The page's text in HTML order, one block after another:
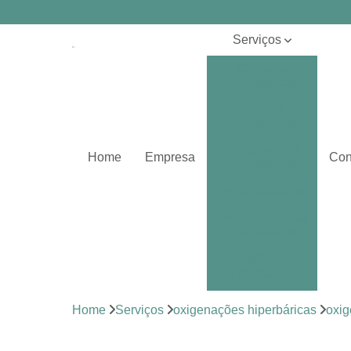
Home Empresa
Serviços
oxigenoterapia
Home Serviços oxigenações hiperbáricas